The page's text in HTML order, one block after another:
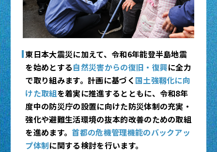
国土交通省HP：みらいエコ住宅2026事業に
ついて
資源エネルギー庁HP：省エネ支援策パッケー
閉じる
ォーメーション）
資源エネルギー庁HP：地熱発電について
閉じる
東日本大震災に加えて、令和6年能登半島地震
を始めとする自然災害からの復旧・復興に全力
で取り組みます。計画に基づく 国土強靱化に向
けた取組を着実に推進するとともに、令和8年
度中の防災庁の設置に向けた防災体制の充実・
強化や避難生活環境の抜本的改善のための取組
を進めます。 首都の危機管理機能のバックアッ
プ体制に関する検討を行います。